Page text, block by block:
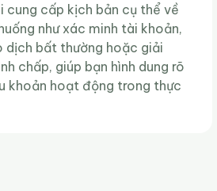
cung cấp kịch bản cụ thể về
như xác minh tài khoản,
dịch bất thường hoặc giải
chấp, giúp bạn hình dung rõ
khoản hoạt động trong thực